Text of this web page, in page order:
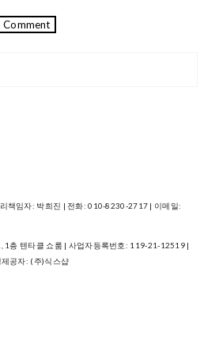
Comment
책임자: 박희진 | 전화: 010-8230-2717 | 이메일:
1층 텐타클 쇼룸 | 사업자등록번호: 119-21-12519 |
제공자: (주)식스샵